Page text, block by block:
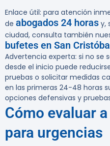
Enlace útil: para atención
de abogados 24 horas y,
ciudad, consulta también
bufetes en San
Advertencia experta: si no se
desde el inicio puede
pruebas o solicitar medidas
en las primeras 24-48 horas
opciones defensivas y
Cómo evaluar
para urgencias